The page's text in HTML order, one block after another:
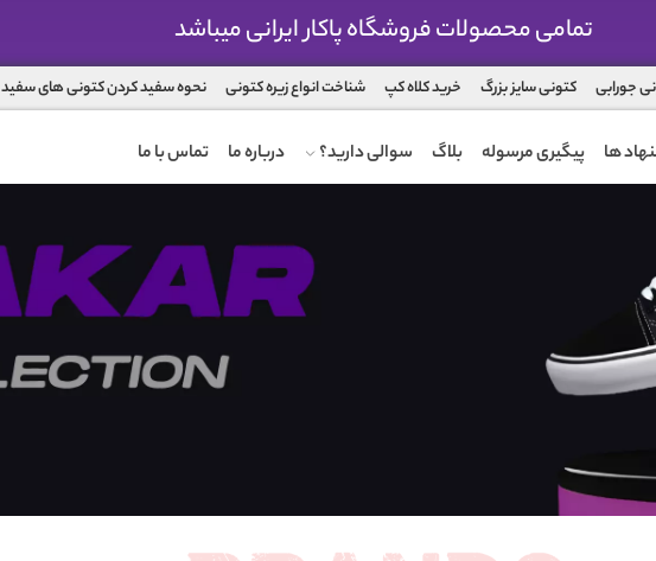
تمامی محصولات فروشگاه پاکار ایرانی میباشد
جورابی کتونی سایز بزرگ خرید کلاه کپ شناخت انواع زیره کتونی نحوه سفید کردن کتونی های سفید
ها پیگیری مرسوله بلاگ سوالی دارید؟ درباره ما تماس با ما